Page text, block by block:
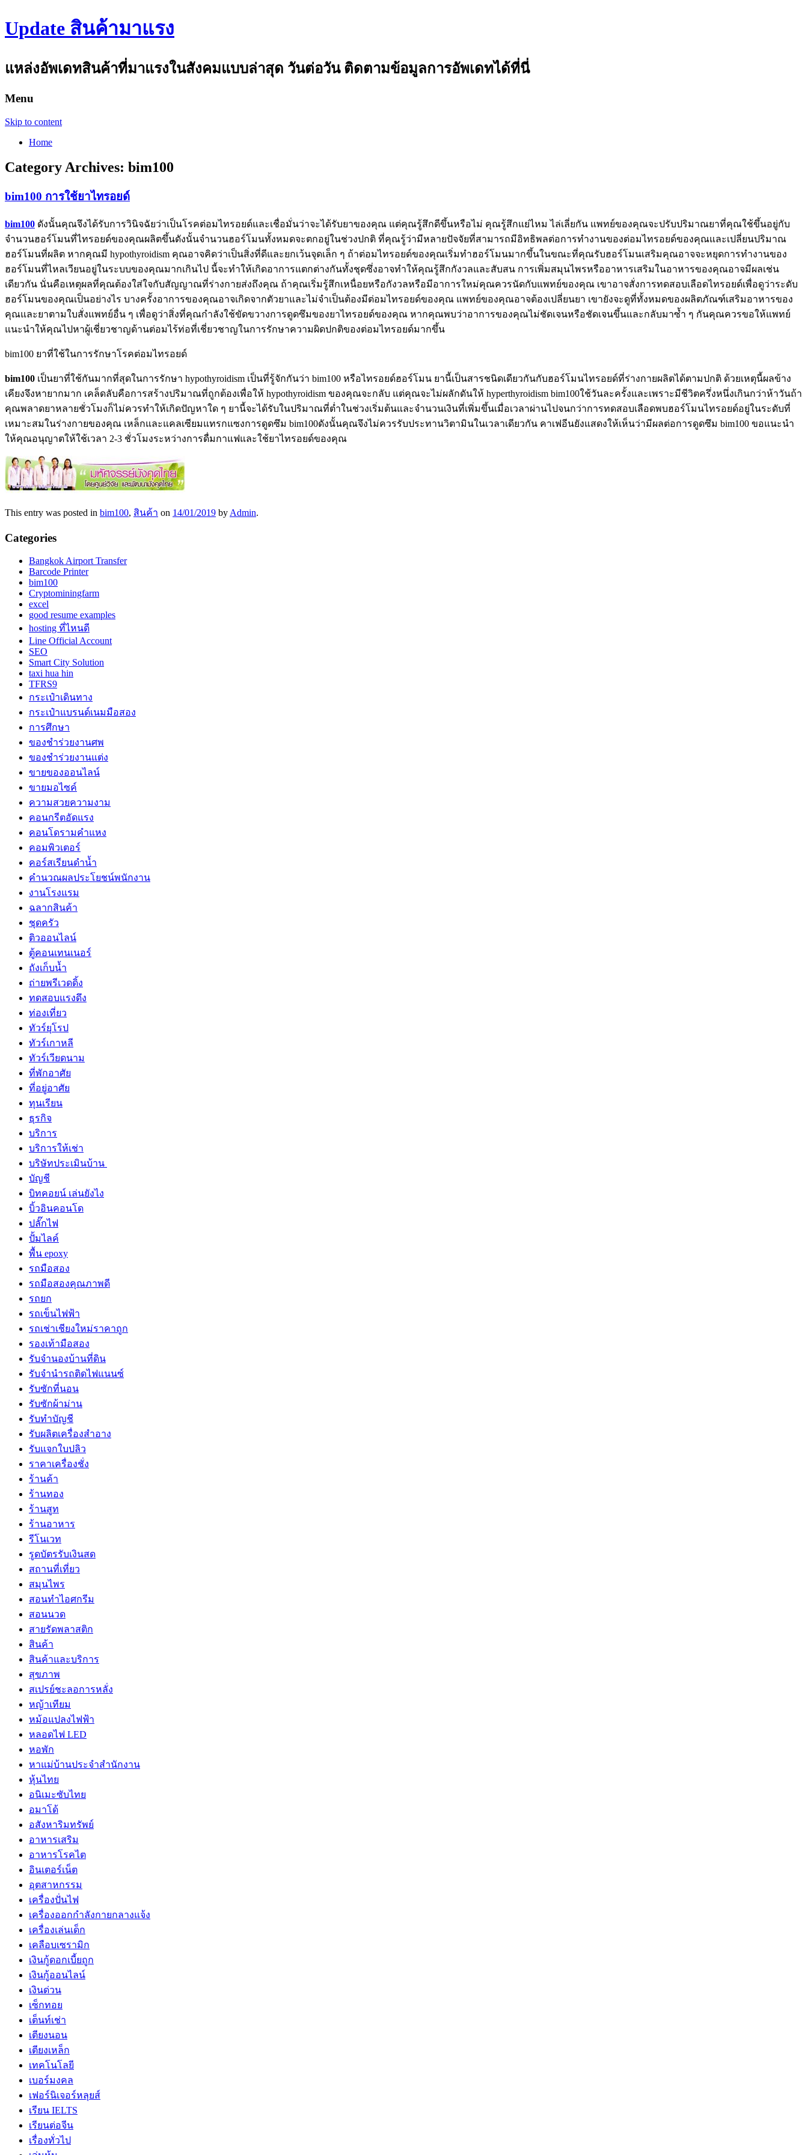
Update สินค้ามาแรง
แหล่งอัพเดทสินค้าที่มาแรงในสังคมแบบล่าสุด วันต่อวัน ติดตามข้อมูลการอัพเดทได้ที่นี่
Menu
Skip to content
Home
Category Archives: bim100
bim100 การใช้ยาไทรอยด์
bim100 ดังนั้นคุณจึงได้รับการวินิจฉัยว่าเป็นโรคต่อมไทรอยด์และเชื่อมั่นว่าจะได้รับยาของคุณ แต่คุณรู้สึกดีขึ้นหรือไม่ คุณรู้สึกแย่ไหม ไล่เลี่ยกัน แพทย์ของคุณจะปรับปริมาณยาที่คุณใช้ขึ้นอยู่กับ
จำนวนฮอร์โมนที่ไทรอยด์ของคุณผลิตขึ้นดังนั้นจำนวนฮอร์โมนทั้งหมดจะตกอยู่ในช่วงปกติ ที่คุณรู้ว่ามีหลายปัจจัยที่สามารถมีอิทธิพลต่อการทำงานของต่อมไทรอยด์ของคุณและเปลี่ยนปริมาณ
ฮอร์โมนที่ผลิต หากคุณมี hypothyroidism คุณอาจคิดว่าเป็นสิ่งที่ดีและยกเว้นจุดเล็ก ๆ ถ้าต่อมไทรอยด์ของคุณเริ่มทำฮอร์โมนมากขึ้นในขณะที่คุณรับฮอร์โมนเสริมคุณอาจจะหยุดการทำงานของ
ฮอร์โมนที่ไหลเวียนอยู่ในระบบของคุณมากเกินไป นี้จะทำให้เกิดอาการแตกต่างกันทั้งชุดซึ่งอาจทำให้คุณรู้สึกกังวลและสับสน การเพิ่มสมุนไพรหรืออาหารเสริมในอาหารของคุณอาจมีผลเช่น
เดียวกัน นั่นคือเหตุผลที่คุณต้องใส่ใจกับสัญญาณที่ร่างกายส่งถึงคุณ ถ้าคุณเริ่มรู้สึกเหนื่อยหรือกังวลหรือมีอาการใหม่คุณควรนัดกับแพทย์ของคุณ เขาอาจสั่งการทดสอบเลือดไทรอยด์เพื่อดูว่าระดับ
ฮอร์โมนของคุณเป็นอย่างไร บางครั้งอาการของคุณอาจเกิดจากตัวยาและไม่จำเป็นต้องมีต่อมไทรอยด์ของคุณ แพทย์ของคุณอาจต้องเปลี่ยนยา เขายังจะดูที่ทั้งหมดของผลิตภัณฑ์เสริมอาหารของ
คุณและยาตามใบสั่งแพทย์อื่น ๆ เพื่อดูว่าสิ่งที่คุณกำลังใช้ขัดขวางการดูดซึมของยาไทรอยด์ของคุณ หากคุณพบว่าอาการของคุณไม่ชัดเจนหรือชัดเจนขึ้นและกลับมาซ้ำ ๆ กันคุณควรขอให้แพทย์
แนะนำให้คุณไปหาผู้เชี่ยวชาญด้านต่อมไร้ท่อที่เชี่ยวชาญในการรักษาความผิดปกติของต่อมไทรอยด์มากขึ้น
bim100 ยาที่ใช้ในการรักษาโรคต่อมไทรอยด์
bim100 เป็นยาที่ใช้กันมากที่สุดในการรักษา hypothyroidism เป็นที่รู้จักกันว่า bim100 หรือไทรอยด์ฮอร์โมน ยานี้เป็นสารชนิดเดียวกันกับฮอร์โมนไทรอยด์ที่ร่างกายผลิตได้ตามปกติ ด้วยเหตุนี้ผลข้าง
เคียงจึงหายากมาก เคล็ดลับคือการสร้างปริมาณที่ถูกต้องเพื่อให้ hypothyroidism ของคุณจะกลับ แต่คุณจะไม่ผลักดันให้ hyperthyroidism bim100ใช้วันละครั้งและเพราะมีชีวิตครึ่งหนึ่งเกินกว่าห้าวันถ้า
คุณพลาดยาหลายชั่วโมงก็ไม่ควรทำให้เกิดปัญหาใด ๆ ยานี้จะได้รับในปริมาณที่ต่ำในช่วงเริ่มต้นและจำนวนเงินที่เพิ่มขึ้นเมื่อเวลาผ่านไปจนกว่าการทดสอบเลือดพบฮอร์โมนไทรอยด์อยู่ในระดับที่
เหมาะสมในร่างกายของคุณ เหล็กและแคลเซียมแทรกแซงการดูดซึม bim100ดังนั้นคุณจึงไม่ควรรับประทานวิตามินในเวลาเดียวกัน คาเฟอีนยังแสดงให้เห็นว่ามีผลต่อการดูดซึม bim100 ขอแนะนำ
ให้คุณอนุญาตให้ใช้เวลา 2-3 ชั่วโมงระหว่างการดื่มกาแฟและใช้ยาไทรอยด์ของคุณ
This entry was posted in bim100, สินค้า on 14/01/2019 by Admin.
Categories
Bangkok Airport Transfer
Barcode Printer
bim100
Cryptominingfarm
excel
good resume examples
hosting ที่ไหนดี
Line Official Account
SEO
Smart City Solution
taxi hua hin
TFRS9
กระเป๋าเดินทาง
กระเป๋าแบรนด์เนมมือสอง
การศึกษา
ของชำร่วยงานศพ
ของชำร่วยงานแต่ง
ขายของออนไลน์
ขายมอไซค์
ความสวยความงาม
คอนกรีตอัดแรง
คอนโดรามคำแหง
คอมพิวเตอร์
คอร์สเรียนดำน้ำ
คำนวณผลประโยชน์พนักงาน
งานโรงแรม
ฉลากสินค้า
ชุดครัว
ติวออนไลน์
ตู้คอนเทนเนอร์
ถังเก็บน้ำ
ถ่ายพรีเวดดิ้ง
ทดสอบแรงดึง
ท่องเที่ยว
ทัวร์ยุโรป
ทัวร์เกาหลี
ทัวร์เวียดนาม
ที่พักอาศัย
ที่อยู่อาศัย
ทุนเรียน
ธุรกิจ
บริการ
บริการให้เช่า
บริษัทประเมินบ้าน
บัญชี
บิทคอยน์ เล่นยังไง
บิ้วอินคอนโด
ปลั๊กไฟ
ปั้มไลค์
พื้น epoxy
รถมือสอง
รถมือสองคุณภาพดี
รถยก
รถเข็นไฟฟ้า
รถเช่าเชียงใหม่ราคาถูก
รองเท้ามือสอง
รับจำนองบ้านที่ดิน
รับจำนำรถติดไฟแนนซ์
รับซักที่นอน
รับซักผ้าม่าน
รับทำบัญชี
รับผลิตเครื่องสำอาง
รับแจกใบปลิว
ราคาเครื่องชั่ง
ร้านค้า
ร้านทอง
ร้านสูท
ร้านอาหาร
รีโนเวท
รูดบัตรรับเงินสด
สถานที่เที่ยว
สมุนไพร
สอนทำไอศกรีม
สอนนวด
สายรัดพลาสติก
สินค้า
สินค้าและบริการ
สุขภาพ
สเปรย์ชะลอการหลั่ง
หญ้าเทียม
หม้อแปลงไฟฟ้า
หลอดไฟ LED
หอพัก
หาแม่บ้านประจำสำนักงาน
หุ้นไทย
อนิเมะซับไทย
อมาโด้
อสังหาริมทรัพย์
อาหารเสริม
อาหารโรคไต
อินเตอร์เน็ต
อุตสาหกรรม
เครื่องปั่นไฟ
เครื่องออกกำลังกายกลางแจ้ง
เครื่องเล่นเด็ก
เคลือบเซรามิก
เงินกู้ดอกเบี้ยถูก
เงินกู้ออนไลน์
เงินด่วน
เซ็กทอย
เต็นท์เช่า
เตียงนอน
เตียงเหล็ก
เทคโนโลยี
เบอร์มงคล
เฟอร์นิเจอร์หลุยส์
เรียน IELTS
เรียนต่อจีน
เรื่องทั่วไป